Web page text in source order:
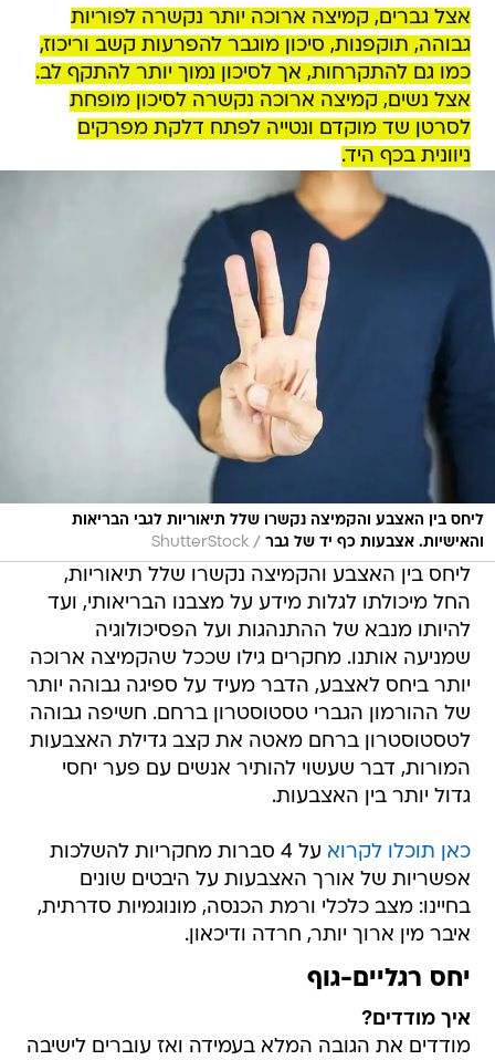
אצל גברים, קמיצה ארוכה יותר נקשרה לפוריות
גבוהה, תוקפנות, סיכון מוגבר להפרעות קשב וריכוז,
כמו גם להתקרחות, אך לסיכון נמוך יותר להתקף לב.
אצל נשים, קמיצה ארוכה נקשרה לסיכון מופחת
לסרטן שד מוקדם ונטייה לפתח דלקת מפרקים
ניוונית בכף היד.
ליחס בין האצבע והקמיצה נקשרו שלל תיאוריות לגבי הבריאות
והאישיות. אצבעות כף יד של גבר /
ShutterStock
ליחס בין האצבע והקמיצה נקשרו שלל תיאוריות,
החל מיכולתו לגלות מידע על מצבנו הבריאותי, ועד
להיותו מנבא של ההתנהגות ועל הפסיכולוגיה
שמניעה אותנו. מחקרים גילו שככל שהקמיצה ארוכה
יותר ביחס לאצבע, הדבר מעיד על ספיגה גבוהה יותר
של ההורמון הגברי טסטוסטרון ברחם. חשיפה גבוהה
לטסטוסטרון ברחם מאטה את קצב גדילת האצבעות
המורות, דבר שעשוי להותיר אנשים עם פער יחסי
גדול יותר בין האצבעות.
כאן תוכלו לקרוא
על 4 סברות מחקריות להשלכות
אפשריות של אורך האצבעות על היבטים שונים
בחיינו: מצב כלכלי ורמת הכנסה, מונוגמיות סדרתית,
איבר מין ארוך יותר, חרדה ודיכאון.
יחס רגליים-גוף
איך מודדים?
מודדים את הגובה המלא בעמידה ואז עוברים לישיבה